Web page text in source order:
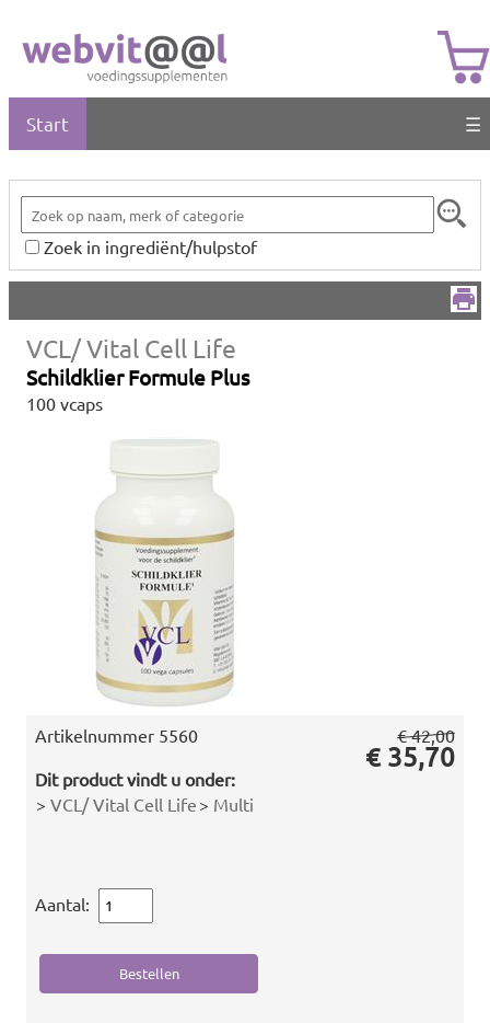
Start ☰
Zoek in ingrediënt/hulpstof
VCL/ Vital Cell Life
Schildklier Formule Plus
100 vcaps
Artikelnummer 5560
Dit product vindt u onder:
> VCL/ Vital Cell Life > Multi
€ 42,00
€ 35,70
Aantal: